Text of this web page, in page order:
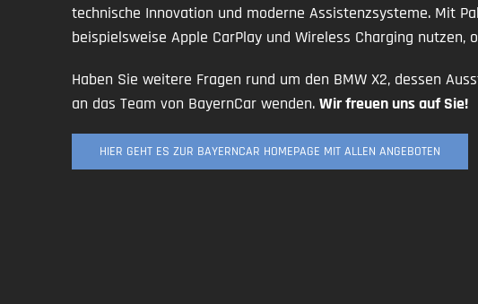
technische Innovation und moderne Assistenzsysteme. Mit
beispielsweise Apple CarPlay und Wireless Charging
Haben Sie weitere Fragen rund um den BMW X2, dessen
an das Team von BayernCar wenden. Wir freuen uns auf Sie!
HIER GEHT ES ZUR BAYERNCAR HOMEPAGE MIT ALLEN ANGEBOTEN